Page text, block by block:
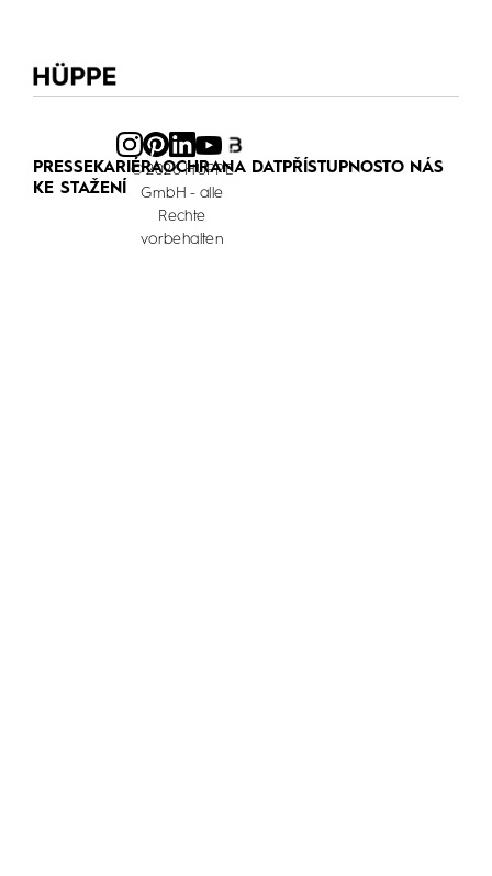
PRESSEKARIÉRAOCHRANA DATPŘÍSTUPNOSTO NÁS
KE STAŽENÍ
© 2026 HÜPPE
GmbH - alle
Rechte
vorbehalten